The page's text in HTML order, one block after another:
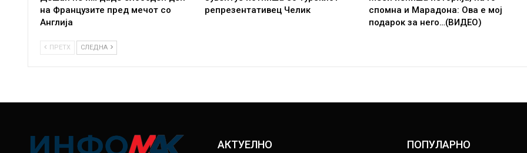
на Французите пред мечот со
Англија
репрезентативец Челик
спомна и Марадона: Ова е мој
подарок за него…(ВИДЕО)
ПРЕТХ СЛЕДНА
АКТУЕЛНО ПОПУЛАРНО